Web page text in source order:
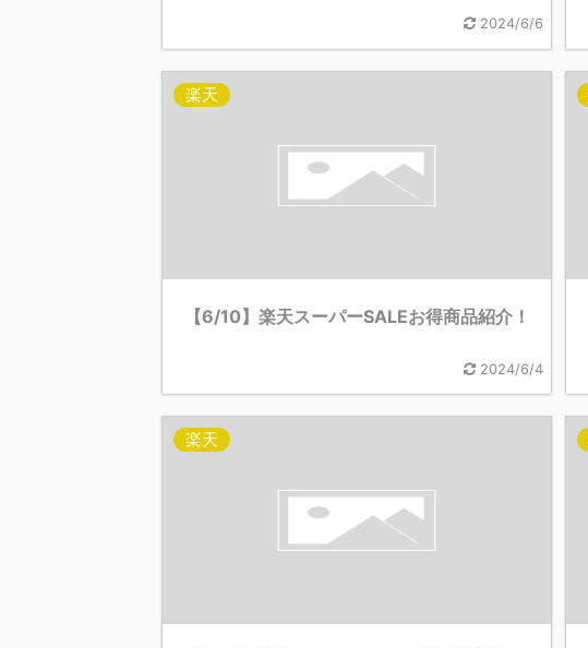
2024/6/6
楽天
【6/10】楽天スーパーSALEお得商品紹介！
2024/6/4
楽天